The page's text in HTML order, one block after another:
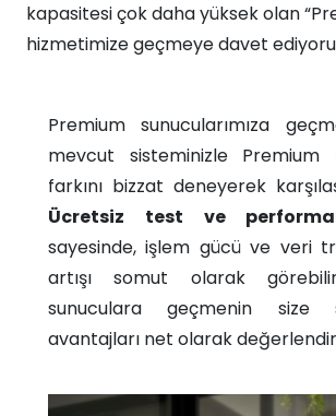
kapasitesi çok daha yüksek olan
hizmetimize geçmeye davet
Premium sunucularımıza
mevcut sisteminizle Premium
farkını bizzat deneyerek
Ücretsiz test ve
sayesinde, işlem gücü ve veri
artışı somut olarak
sunuculara geçmenin size
avantajları net olarak